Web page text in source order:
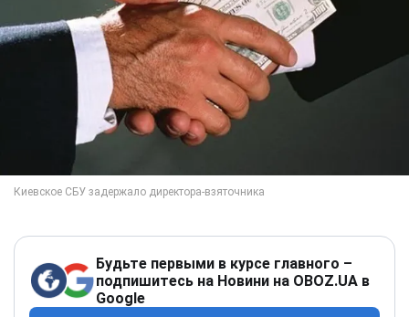
Будьте первыми в курсе главного –
подпишитесь на Новини на OBOZ.UA в
Google